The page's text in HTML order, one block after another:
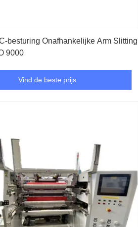
besturing Onafhankelijke Arm Slitting
9000
Vind de beste prijs